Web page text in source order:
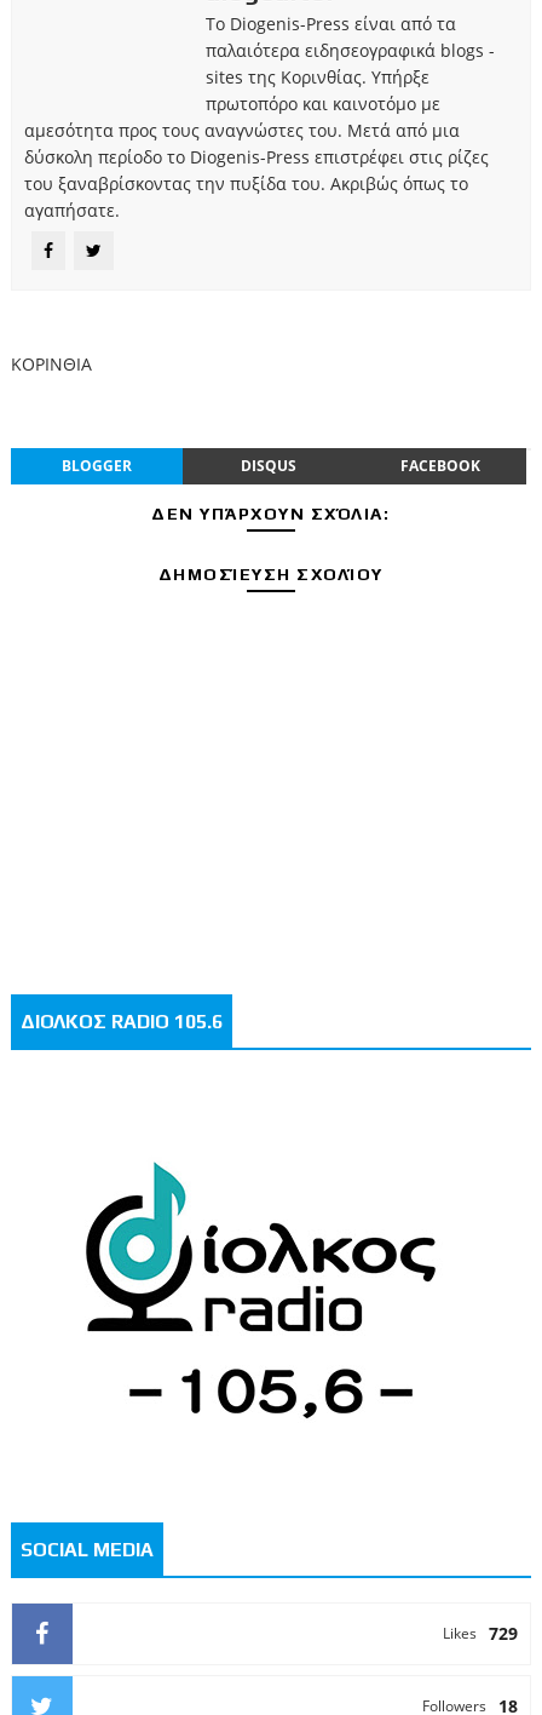
Το Diogenis-Press είναι από τα
παλαιότερα ειδησεογραφικά blogs -
sites της Κορινθίας. Υπήρξε
πρωτοπόρο και καινοτόμο με
αμεσότητα προς τους αναγνώστες του. Μετά από μια
δύσκολη περίοδο το Diogenis-Press επιστρέφει στις ρίζες
του ξαναβρίσκοντας την πυξίδα του. Ακριβώς όπως το
αγαπήσατε.
ΚΟΡΙΝΘΙΑ
BLOGGER DISQUS FACEBOOK
ΔΕΝ ΥΠΆΡΧΟΥΝ ΣΧΌΛΙΑ:
ΔΗΜΟΣΊΕΥΣΗ ΣΧΟΛΊΟΥ
ΔΙΟΛΚΟΣ RADIO 105.6
SOCIAL MEDIA
729
Likes
18
Followers